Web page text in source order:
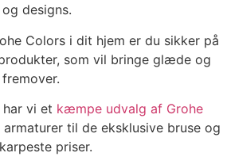
designs.
Colors i dit hjem er du sikker på
som vil bringe glæde og
har vi et kæmpe udvalg af Grohe
til de eksklusive bruse og
priser.